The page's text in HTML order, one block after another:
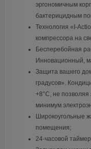
эргономичным
бактерицидным
Технология «I-
компрессора на
Бесперебойная
Инновационный,
Защита вашего
градусов».
+8°С, не
минимум
Широкоугольные
помещения;
24-часовой